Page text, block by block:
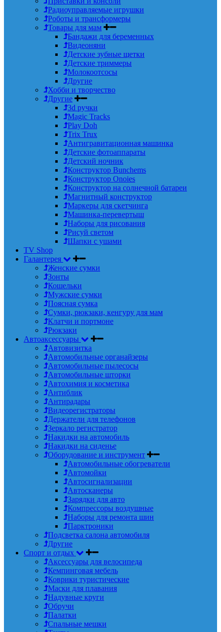
Радиоуправляемые игрушки
Роботы и трансформеры
Товары для мам
Бандажи для беременных
Видеоняни
Детские зубные щетки
Детские триммеры
Молокоотсосы
Другие
Хобби и творчество
Другие
3d ручки
Magic Tracks
Play Doh
Trix Trux
Антигравитационная машинка
Детские фотоаппараты
Детский ночник
Конструктор Bunchems
Конструктор Onoies
Конструктор на солнечной батареи
Магнитный конструктор
Маркеры для скетчинга
Машинка-перевертыш
Наборы для рисования
Рисуй светом
Шапки с ушами
TV Shop
Галантерея
Женские сумки
Зонты
Кошельки
Мужские сумки
Поясная сумка
Сумки, рюкзаки, кенгуру для мам
Клатчи и портмоне
Рюкзаки
Автоаксессуары
Автовизитка
Автомобильные органайзеры
Автомобильные пылесосы
Автомобильные шторки
Автохимия и косметика
Антиблик
Антирадары
Видеорегистраторы
Держатели для телефонов
Зеркало регистратор
Накидки на автомобиль
Накидки на сиденье
Оборудование и инструмент
Автомобильные обогреватели
Автомойки
Автосигнализации
Автосканеры
Зарядки для авто
Компрессоры воздушные
Наборы для ремонта шин
Парктроники
Подсветка салона автомобиля
Другие
Спорт и отдых
Аксессуары для велосипеда
Кемпинговая мебель
Коврики туристические
Маски для плавания
Надувные круги
Обручи
Палатки
Спальные мешки